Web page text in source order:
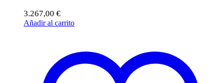
3.267,00 €
Añadir al carrito